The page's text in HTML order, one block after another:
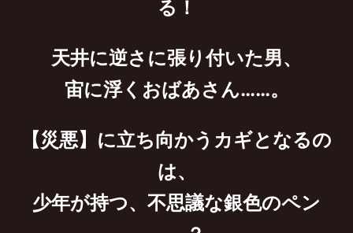
る！
天井に逆さに張り付いた男、
宙に浮くおばあさん……。
【災悪】に立ち向かうカギとなるの
は、
少年が持つ、不思議な銀色のペン